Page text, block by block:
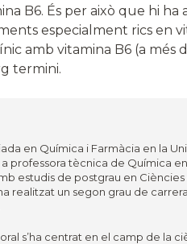
B6. És per això que hi
especialment rics en
amb vitamina B6 (a més
termini.
en Química i Farmàcia en la
professora tècnica de Química
estudis de postgrau en
realitzat un segon grau de
s’ha centrat en el camp de la